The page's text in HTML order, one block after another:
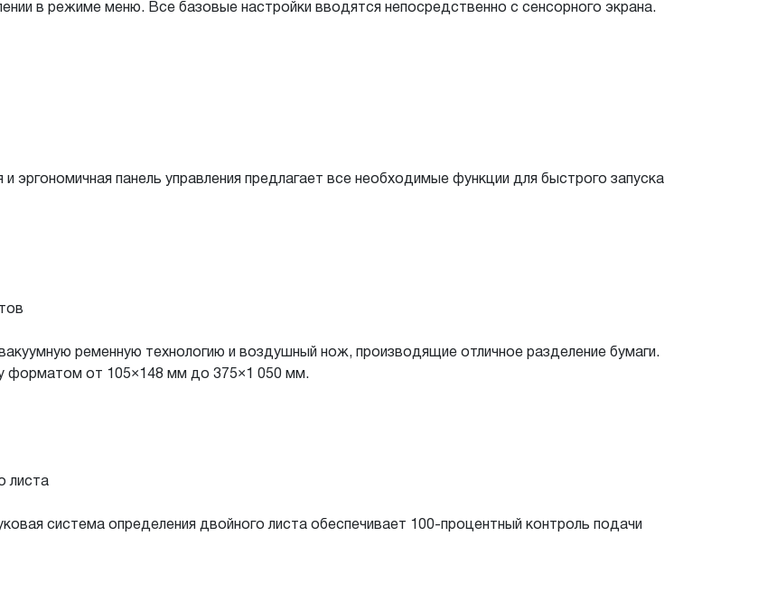
в режиме меню. Все базовые настройки вводятся непосредственно с сенсорного экрана.
эргономичная панель управления предлагает все необходимые функции для быстрого запуска
ременную технологию и воздушный нож, производящие отличное разделение бумаги.
форматом от 105×148 мм до 375×1 050 мм.
листа
система определения двойного листа обеспечивает 100-процентный контроль подачи